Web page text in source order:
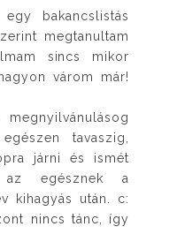
bakancslistás
megtanultam
sincs mikor
várom már!
tavaszig,
járni és ismét
az egésznek a
kihagyás után. c:
nincs tánc, így